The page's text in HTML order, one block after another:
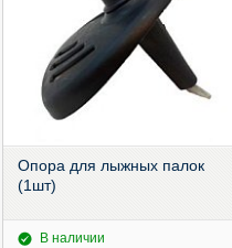
Опора для лыжных палок
(1шт)
В наличии